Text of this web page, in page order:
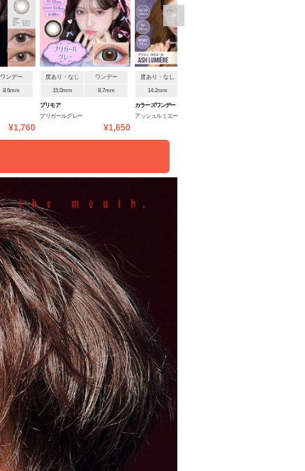
ワンデー
8.6mm
¥1,760
度あり・なし ワンデー
15.0mm 8.7mm
プリモア
プリガールグレー
¥1,650
度あり・なし
14.2mm
カラーズワンデー
アッシュルミエール
>